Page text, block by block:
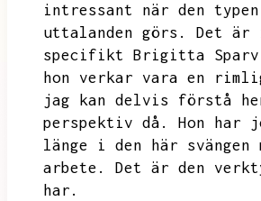
intressant när den
uttalanden görs.
Det är
specifikt Brigitta
hon verkar vara en
jag kan delvis förstå
perspektiv då.
Hon har
länge i den här svängen
arbete.
Det är den
har.